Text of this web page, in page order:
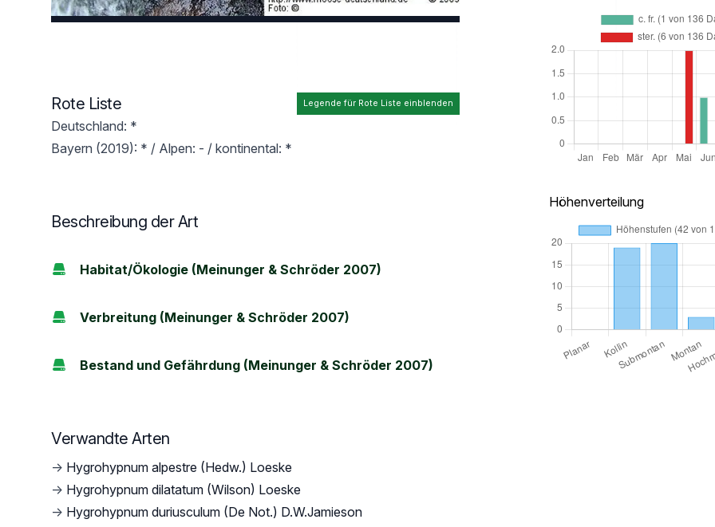
Höhenverteilung
Legende für Rote Liste einblenden
Rote Liste
Deutschland: *
Bayern (2019): * / Alpen: - / kontinental: *
Beschreibung der Art
Habitat/Ökologie (Meinunger & Schröder 2007)
Verbreitung (Meinunger & Schröder 2007)
Bestand und Gefährdung (Meinunger & Schröder 2007)
Verwandte Arten
→ Hygrohypnum alpestre (Hedw.) Loeske
→ Hygrohypnum dilatatum (Wilson) Loeske
→ Hygrohypnum duriusculum (De Not.) D.W.Jamieson